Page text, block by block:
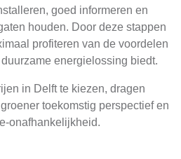
goed informeren en
houden. Door deze stappen
profiteren van de voordelen
energielossing biedt.
in Delft te kiezen, dragen
toekomstig perspectief en
onafhankelijkheid.